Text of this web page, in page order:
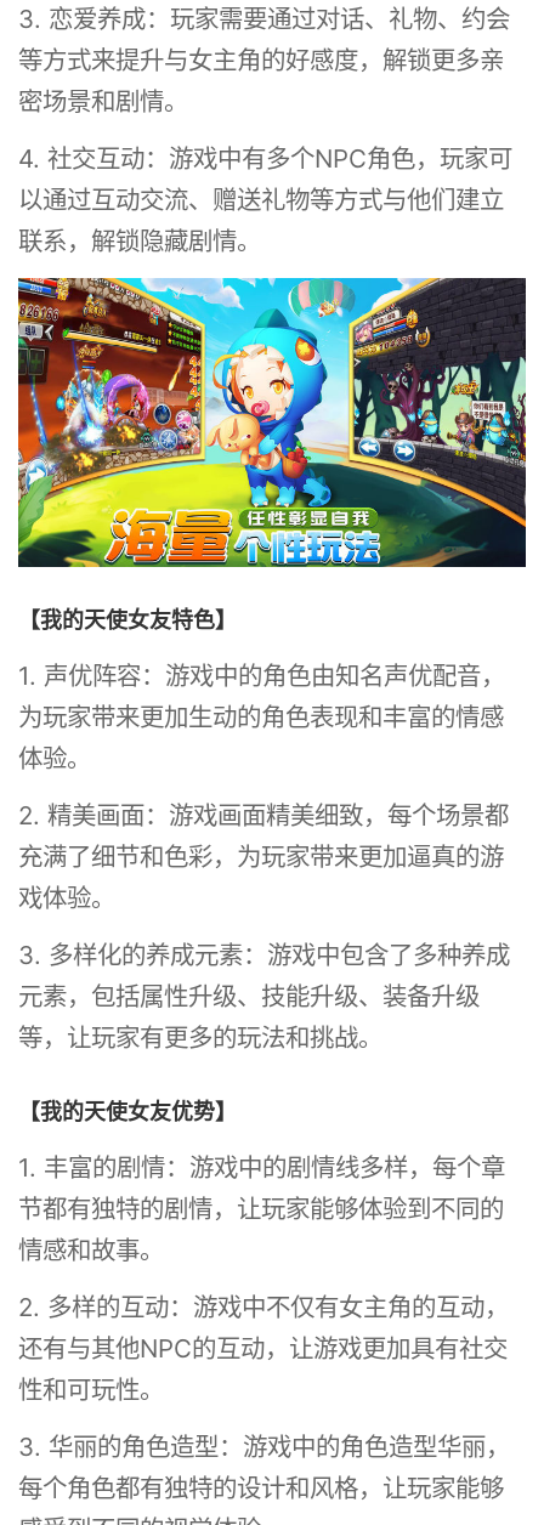
3. 恋爱养成：玩家需要通过对话、礼物、约会
等方式来提升与女主角的好感度，解锁更多亲
密场景和剧情。
4. 社交互动：游戏中有多个NPC角色，玩家可
以通过互动交流、赠送礼物等方式与他们建立
联系，解锁隐藏剧情。
【我的天使女友特色】
1. 声优阵容：游戏中的角色由知名声优配音，
为玩家带来更加生动的角色表现和丰富的情感
体验。
2. 精美画面：游戏画面精美细致，每个场景都
充满了细节和色彩，为玩家带来更加逼真的游
戏体验。
3. 多样化的养成元素：游戏中包含了多种养成
元素，包括属性升级、技能升级、装备升级
等，让玩家有更多的玩法和挑战。
【我的天使女友优势】
1. 丰富的剧情：游戏中的剧情线多样，每个章
节都有独特的剧情，让玩家能够体验到不同的
情感和故事。
2. 多样的互动：游戏中不仅有女主角的互动，
还有与其他NPC的互动，让游戏更加具有社交
性和可玩性。
3. 华丽的角色造型：游戏中的角色造型华丽，
每个角色都有独特的设计和风格，让玩家能够